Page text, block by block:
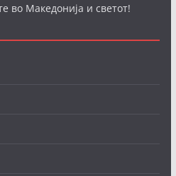
во Македонија и светот!